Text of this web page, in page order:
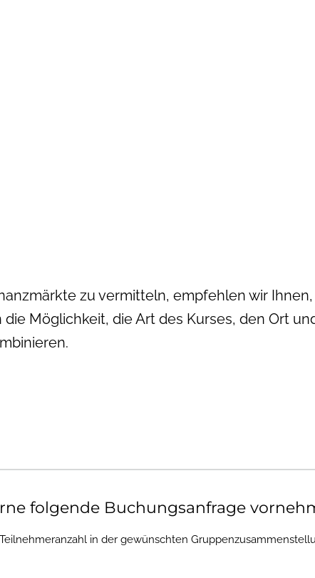
zu vermitteln, empfehlen wir
die Möglichkeit, die Art des Kurses, den Ort
folgende Buchungsanfrage
in der gewünschten